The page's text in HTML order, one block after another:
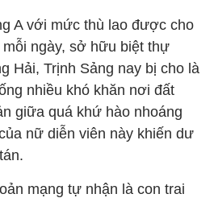
A với mức thù lao được cho
mỗi ngày, sở hữu biệt thự
Hải, Trịnh Sảng nay bị cho là
nhiều khó khăn nơi đất
giữa quá khứ hào nhoáng
nữ diễn viên này khiến dư
mạng tự nhận là con trai